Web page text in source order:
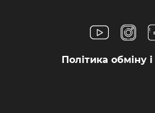
Політика обміну